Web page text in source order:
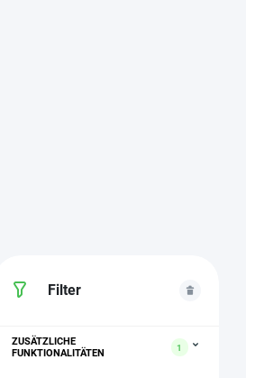
Filter
ZUSÄTZLICHE
FUNKTIONALITÄTEN
1